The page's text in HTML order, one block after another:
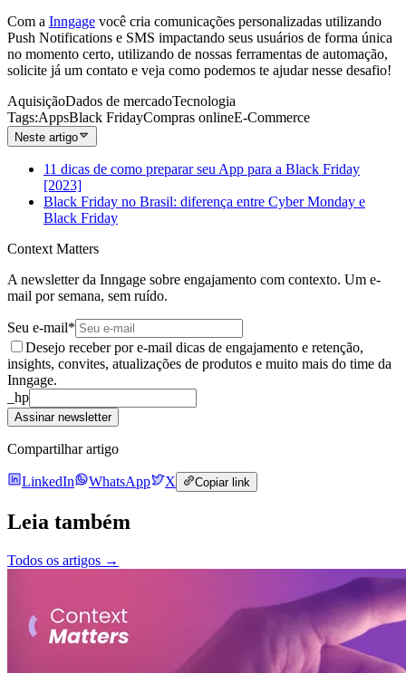
Com a Inngage você cria comunicações personalizadas utilizando
Push Notifications e SMS impactando seus usuários de forma única
no momento certo, utilizando de nossas ferramentas de automação,
solicite já um contato e veja como podemos te ajudar nesse desafio!
AquisiçãoDados de mercadoTecnologia
Tags:AppsBlack FridayCompras onlineE-Commerce
Neste artigo
11 dicas de como preparar seu App para a Black Friday
[2023]
Black Friday no Brasil: diferença entre Cyber Monday e
Black Friday
Context Matters
A newsletter da Inngage sobre engajamento com contexto. Um e-
mail por semana, sem ruído.
Seu e-mail*
Desejo receber por e-mail dicas de engajamento e retenção,
insights, convites, atualizações de produtos e muito mais do time da
Inngage.
_hp
Assinar newsletter
Compartilhar artigo
LinkedIn WhatsApp X Copiar link
Leia também
Todos os artigos →